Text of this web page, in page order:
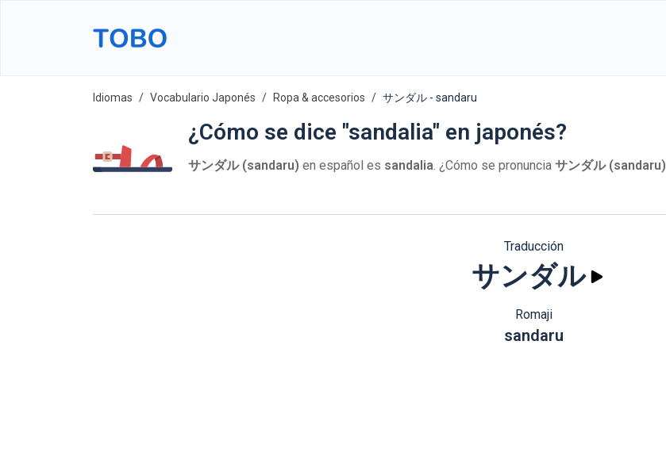
Idiomas Vocabulario Japonés Ropa & accesorios サンダル - sandaru
¿Cómo se dice "sandalia" en japonés?
サンダル (sandaru) en español es sandalia. ¿Cómo se pronuncia サンダル (sandaru)
Traducción
サンダル
Romaji
sandaru